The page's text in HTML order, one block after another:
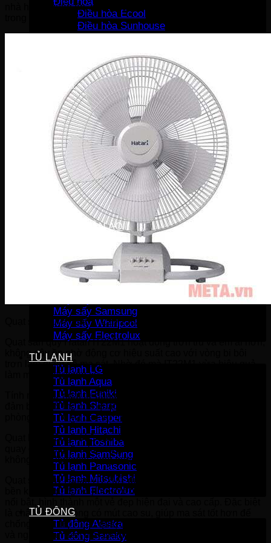
Điều hòa Ecool
Điều hòa Sunhouse
Điều hòa Sumikura
MÁY GIẶT
Máy giặt LG
Máy giặt Beko
Máy giặt Aqua
Máy giặt Sharp
Máy giặt Bosch
Máy giặt Casper
Máy giặt Toshiba
Máy giặt SamSung
Máy giặt Panasonic
Máy giặt Electrolux
MÁY SẤY QUẦN ÁO
Máy sấy Aqua
Máy sấy Candy
Máy sấy Bosch
Máy sấy Casper
Máy sấy Samsung
Máy sấy Whirlpool
Máy sấy Electrolux
TỦ LẠNH
Tủ lạnh LG
Tủ lạnh Aqua
Tủ lạnh Funiki
Tủ lạnh Sharp
Tủ lạnh Casper
Tủ lạnh Hitachi
Tủ lạnh Toshiba
Tủ lạnh SamSung
Tủ lạnh Panasonic
Tủ lạnh Mitsubishi
Tủ lạnh Electrolux
TỦ ĐÔNG
Tủ đông Alaska
Tủ đông Sanaky
nhà hàng, quán ăn, quán bia hoặc những không gian mở
Quạt sàn quỳ Hatari IT22M1 màu ghi
Quạt sàn quỳ Hatari IT22M1 hoạt động trơn tru và êm ái hơn,
không gây ồn nhờ động cơ hiệu suất cao với vòng bi bôi
trơn làm giảm độ ma sát. Nhờ đó mà IT22M1 vừa hiệu quả
làm mát lại vừa tạo sự thoải mái cho người dùng.
Tính năng tự ngắt tự động khi quá tải về nhiệt và điện, nhằm
đảm bảo tuổi thọ của quạt và an toàn cho người sử dụng, đề
phòng cháy nổ và các sự cố rủi ro khác.
Quạt hoạt động với 3 cấp độ gió khác nhau cùng túp năng
quay đều, giúp lưu lượng gió được phả ra đồng đều đến mọi
không gian làm mát xung quanh.
Quạt sàn quỳ HatariIT22M1được làm bằng chất liệu thép
bền không gỉ, được phủ sơn tĩnh điện màu đen độc đáo và
là chân đế ôm vòng có mút cao su, giúp ma sát tốt hơn để
chống trơn trượt hiệu quả, đảm bảo quạt luôn được ổn định
và ngay ngắn trên mặt phẳng.